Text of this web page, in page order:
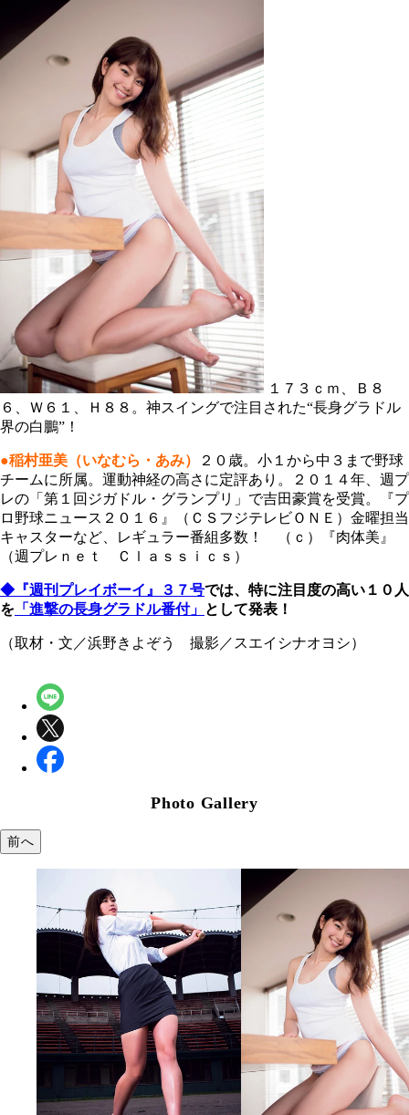
１７３ｃｍ、Ｂ８
６、Ｗ６１、Ｈ８８。神スイングで注目された“長身グラドル
界の白鵬”！
●稲村亜美（いなむら・あみ）
２０歳。小１から中３まで野球
チームに所属。運動神経の高さに定評あり。２０１４年、週プ
レの「第１回ジガドル・グランプリ」で吉田豪賞を受賞。『プ
ロ野球ニュース２０１６』（ＣＳフジテレビＯＮＥ）金曜担当
キャスターなど、レギュラー番組多数！ （ｃ）『肉体美』
（週プレｎｅｔ Ｃｌａｓｓｉｃｓ）
◆『週刊プレイボーイ』３７号では、特に注目度の高い１０人
を 「進撃の長身グラドル番付」 として発表！
（取材・文／浜野きよぞう 撮影／スエイシナオヨシ）
Photo Gallery
前へ